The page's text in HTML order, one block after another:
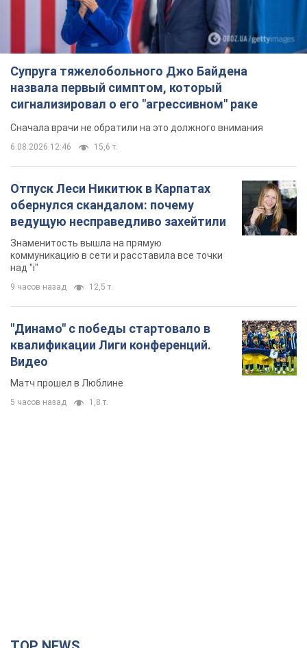
6.08.2026 12:46 15,6 т.
Отпуск Леси Никитюк в Карпатах
обернулся скандалом: почему
ведущую несправедливо захейтили
Знаменитость вышла на прямую
над "i"
9 часов назад 12,5 т.
"Динамо" с победы стартовало в
квалификации Лиги конференций.
Видео
Матч прошел в Люблине
5 часов назад